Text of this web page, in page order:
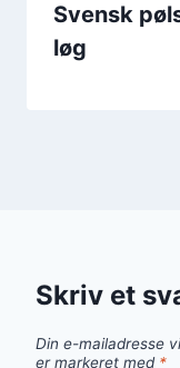
Svensk
løg
Skriv et
Din e-mailadresse
er markeret med *